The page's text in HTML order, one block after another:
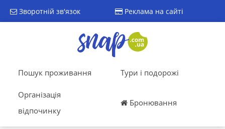
Зворотній зв'язок Реклама на сайті
Пошук проживання Тури і подорожі
Організація
відпочинку
Бронювання